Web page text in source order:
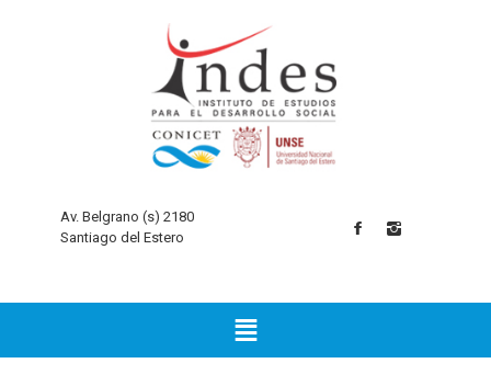
Av. Belgrano (s) 2180
Santiago del Estero